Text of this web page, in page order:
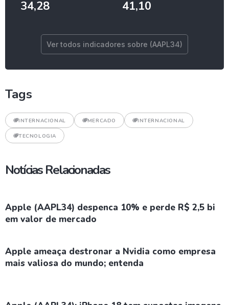
34,28 41,10
Ver todos indicadores sobre (AAPL34)
Tags
INTERNACIONAL MERCADO INTERNACIONAL
TECNOLOGIA
Notícias Relacionadas
Apple (AAPL34) despenca 10% e perde R$ 2,5 bi
em valor de mercado
Apple ameaça destronar a Nvidia como empresa
mais valiosa do mundo; entenda